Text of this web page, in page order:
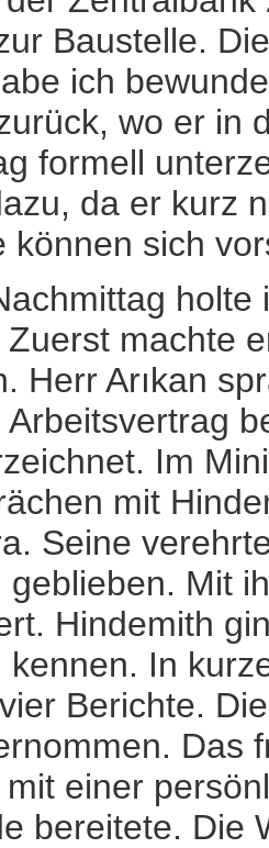
Baustelle.
ich
wo er in
formell
da er kurz
können sich
holte
machte
Herr Arıkan
Im
mit
Seine
geblieben. Mit
Hindemith
kennen. In
Berichte.
Das
einer
bereitete. Die